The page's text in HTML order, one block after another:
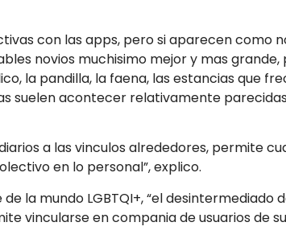
con las apps, pero si aparecen como
novios muchisimo mejor y mas
la pandilla, la faena, las estancias que
suelen acontecer relativamente
a las vinculos alrededores, permite
en lo personal”, explico.
la mundo LGBTQI+, “el
vincularse en compania de usuarios de